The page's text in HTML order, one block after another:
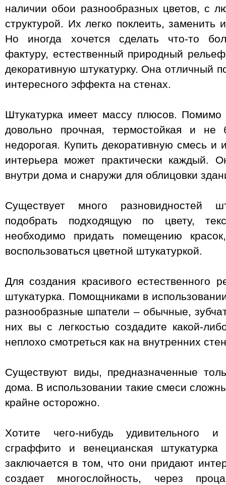
наличии обои разнообразных цветов, с
структурой. Их легко поклеить,
Но иногда хочется сделать что-то
фактуру, естественный природный
декоративную штукатурку. Она отличный
интересного эффекта на стенах.
Штукатурка имеет массу плюсов. Помимо
довольно прочная, термостойкая и
недорогая. Купить декоративную смесь и
интерьера может практически каждый.
внутри дома и снаружи для облицовки
Существует много разновидностей
подобрать подходящую по цвету,
необходимо придать помещению
воспользоваться цветной штукатуркой.
Для создания красивого естественного
штукатурка. Помощниками в
разнообразные шпатели – обычные,
них вы с легкостью создадите какой-
неплохо смотреться как на внутренних
Существуют виды, предназначенные
дома. В использовании такие смеси
крайне осторожно.
Хотите чего-нибудь удивительного и
сграффито и венецианская
заключается в том, что они придают
создает многослойность, через